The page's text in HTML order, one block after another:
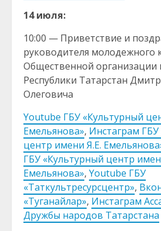
14 июля:
10:00 — Приветствие и
руководителя молодежного
Общественной организации
Республики Татарстан
Олеговича
Youtube ГБУ «Культурный
Емельянова», Инстаграм
центр имени Я.Е.
ГБУ «Культурный центр
Емельянова», Youtube ГБУ
«Таткультресурсцентр»,
«Туганайлар», Инстаграм
Дружбы народов Татарстана